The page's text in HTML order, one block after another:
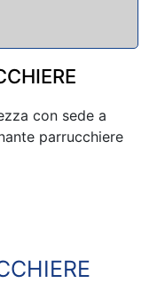
con sede a
parrucchiere